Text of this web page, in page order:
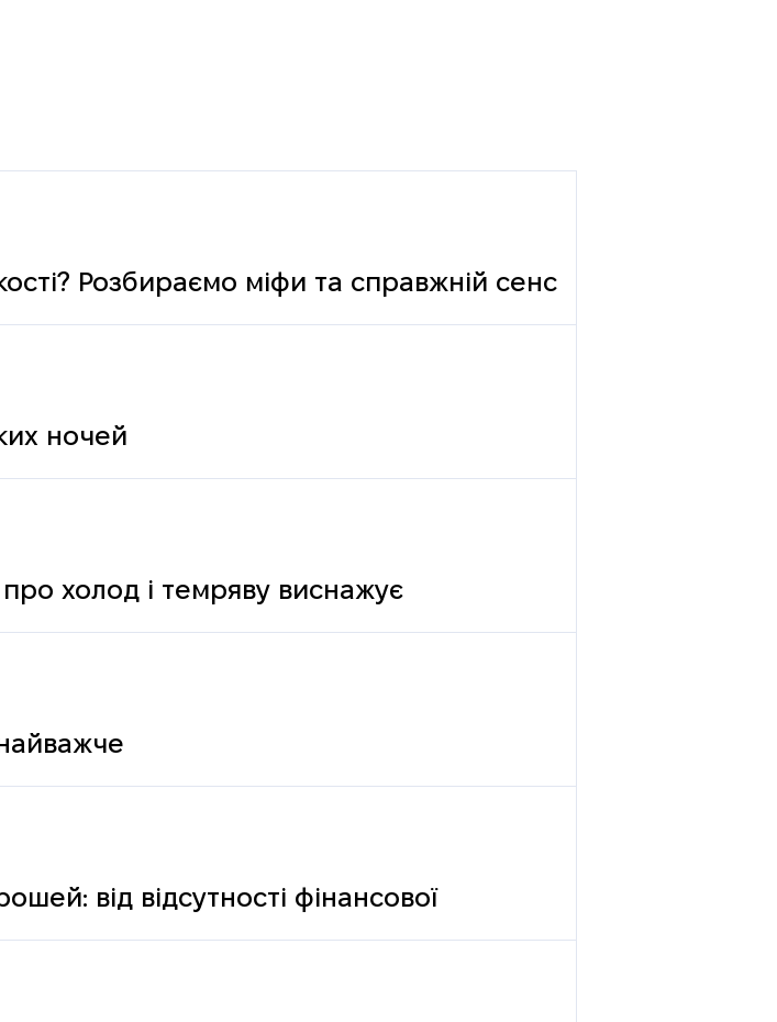
Розбираємо міфи та справжній сенс
ночей
холод і темряву виснажує
від відсутності фінансової
причин